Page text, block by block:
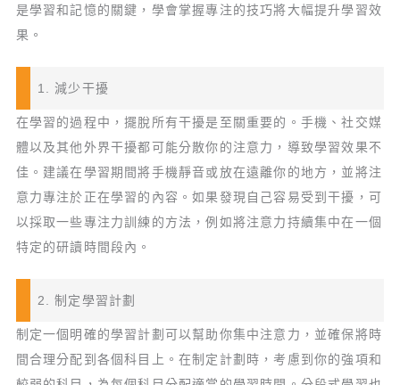
是學習和記憶的關鍵，學會掌握專注的技巧將大幅提升學習效
果。
1. 減少干擾
在學習的過程中，擺脫所有干擾是至關重要的。手機、社交媒
體以及其他外界干擾都可能分散你的注意力，導致學習效果不
佳。建議在學習期間將手機靜音或放在遠離你的地方，並將注
意力專注於正在學習的內容。如果發現自己容易受到干擾，可
以採取一些專注力訓練的方法，例如將注意力持續集中在一個
特定的研讀時間段內。
2. 制定學習計劃
制定一個明確的學習計劃可以幫助你集中注意力，並確保將時
間合理分配到各個科目上。在制定計劃時，考慮到你的強項和